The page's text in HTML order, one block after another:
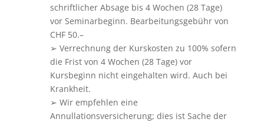
schriftlicher Absage bis 4 Wochen (28 Tage)
vor Seminarbeginn. Bearbeitungsgebühr von
CHF 50.–
➢ Verrechnung der Kurskosten zu 100% sofern
die Frist von 4 Wochen (28 Tage) vor
Kursbeginn nicht eingehalten wird. Auch bei
Krankheit.
➢ Wir empfehlen eine
Annullationsversicherung; dies ist Sache der